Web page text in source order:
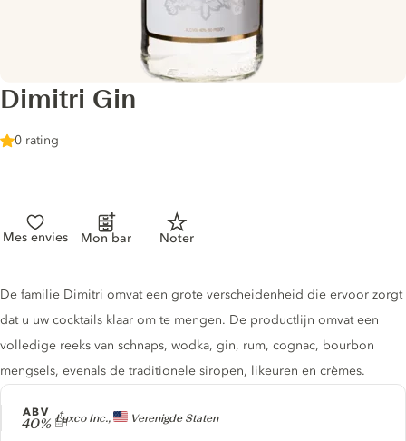
Dimitri Gin
0 rating
Mes envies Mon bar Noter
Producer
Luxco Inc., Verenigde Staten
ABV
40%
Gin description
De familie Dimitri omvat een grote verscheidenheid die ervoor zorgt
dat u uw cocktails klaar om te mengen. De productlijn omvat een
volledige reeks van schnaps, wodka, gin, rum, cognac, bourbon
mengsels, evenals de traditionele siropen, likeuren en crèmes.